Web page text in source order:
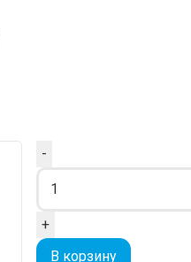
Quantity
-
+
В корзину